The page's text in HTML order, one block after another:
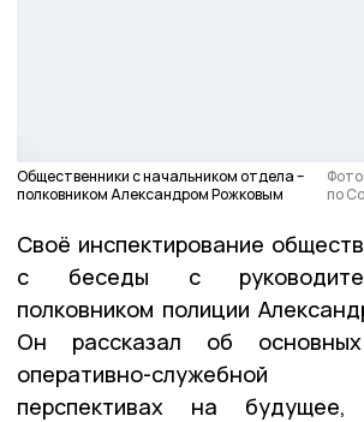
Общественники с начальником отдела –
полковником Александром Рожковым
по
Своё инспектирование
с беседы с
полковником полиции
Он рассказал об основных
оперативно-служебной
перспективах на